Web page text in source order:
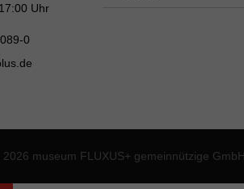
Uhr
0
museum FLUXUS+ gemeinnützige